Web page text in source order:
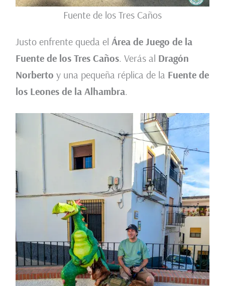
Fuente de los Tres Caños
Justo enfrente queda el Área de Juego de la
Fuente de los Tres Caños. Verás al Dragón
Norberto y una pequeña réplica de la Fuente de
los Leones de la Alhambra.